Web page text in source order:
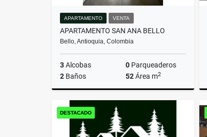
APARTAMENTO VENTA
APARTAMENTO SAN ANA BELLO
Bello, Antioquia, Colombia
3Alcobas 0 Parqueaderos
2 Baños 52Área m2
$280.000.000.000
DESTACADO